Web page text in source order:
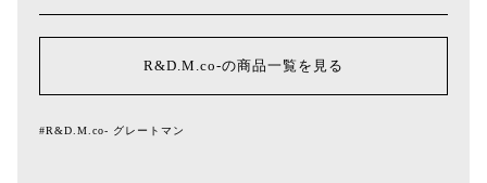
R&D.M.co-の商品一覧を見る
#R&D.M.co- グレートマン